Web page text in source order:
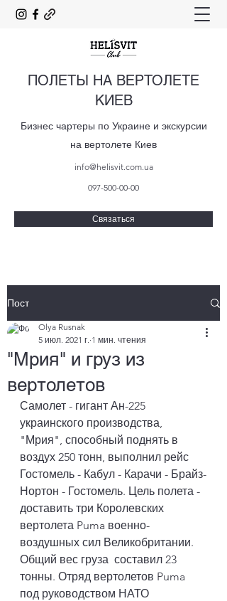
ПОЛЕТЫ НА ВЕРТОЛЕТЕ
КИЕВ
Бизнес чартеры по Украине и экскурсии
на вертолете Киев
info@helisvit.com.ua
097-500-00-00
Связаться
Пост
"Мрия" и груз из
вертолетов
Olya Rusnak
5 июл. 2021 г. 1 мин. чтения
Самолет - гигант Ан-225
украинского производства,
"Мрия", способный поднять в
воздух 250 тонн, выполнил рейс
Гостомель - Кабул - Карачи - Брайз-
Нортон - Гостомель. Цель полета -
доставить три Королевских
вертолета Puma военно-
воздушных сил Великобритании.
Общий вес груза  составил 23
тонны. Отряд вертолетов Puma
под руководством НАТО